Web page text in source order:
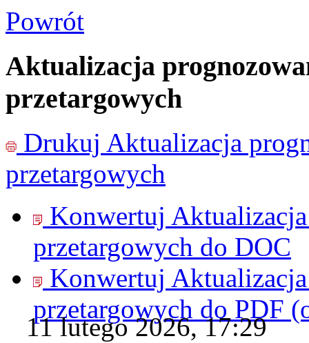
Powrót
Aktualizacja
przetargowych
Drukuj Aktualizacja
przetargowych
Konwertuj
przetargowych do DOC
Konwertuj
przetargowych do PDF
11 lutego 2026, 17:29